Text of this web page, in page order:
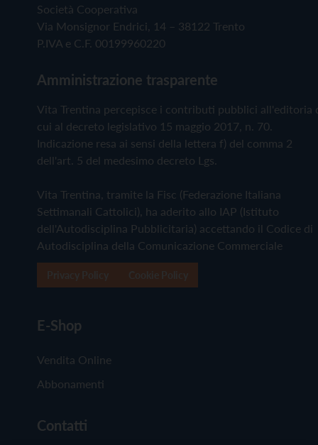
Società Cooperativa
Via Monsignor Endrici, 14 – 38122 Trento
P.IVA e C.F. 00199960220
Amministrazione trasparente
Vita Trentina percepisce i contributi pubblici all'editoria
cui al decreto legislativo 15 maggio 2017, n. 70.
Indicazione resa ai sensi della lettera f) del comma 2
dell'art. 5 del medesimo decreto Lgs.
Vita Trentina, tramite la Fisc (Federazione Italiana
Settimanali Cattolici), ha aderito allo IAP (Istituto
dell'Autodisciplina Pubblicitaria) accettando il Codice di
Autodisciplina della Comunicazione Commerciale
E-Shop
Vendita Online
Abbonamenti
Contatti